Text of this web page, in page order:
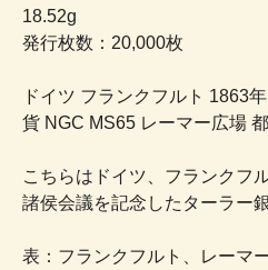
18.52g
発行枚数：20,000枚
ドイツ フランクフルト 1863
貨 NGC MS65 レーマー広場
こちらはドイツ、フランクフ
諸侯会議を記念したターラー
表：フランクフルト、レーマ